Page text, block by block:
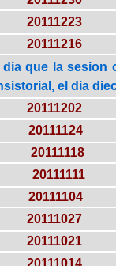
20111223
20111216
dia que la sesion
el dia
20111202
20111124
20111118
20111111
20111104
20111027
20111021
20111014